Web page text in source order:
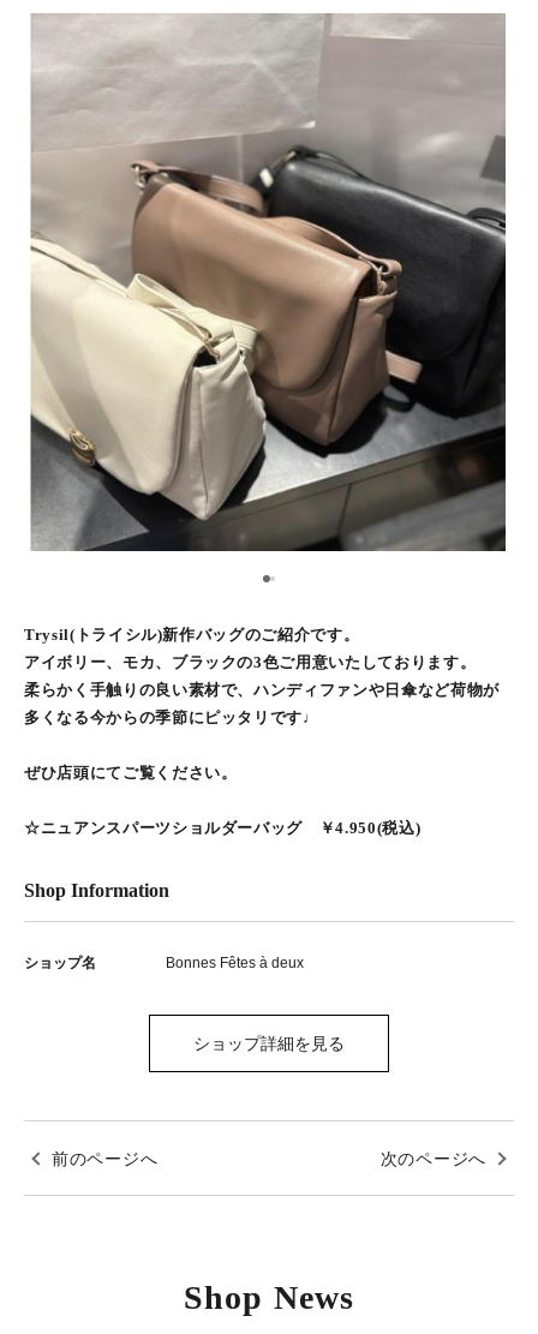
1
Trysil(トライシル)新作バッグのご紹介です。
アイボリー、モカ、ブラックの3色ご用意いたしております。
柔らかく手触りの良い素材で、ハンディファンや日傘など荷物が
多くなる今からの季節にピッタリです♩
ぜひ店頭にてご覧ください。
☆ニュアンスパーツショルダーバッグ ￥4.950(税込)
Shop Information
ショップ名 Bonnes Fêtes à deux
ショップ詳細を見る
前のページへ 次のページへ
Shop News